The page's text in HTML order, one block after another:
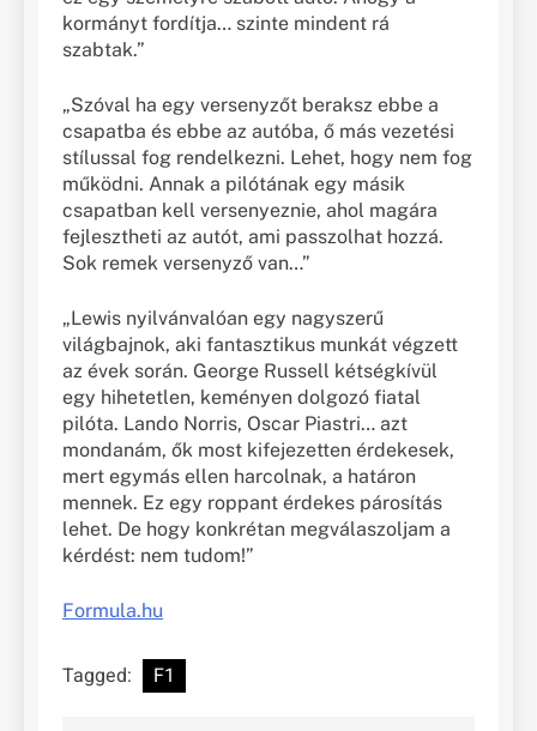
kormányt fordítja… szinte mindent rá
szabtak.”
„Szóval ha egy versenyzőt beraksz ebbe a
csapatba és ebbe az autóba, ő más vezetési
stílussal fog rendelkezni. Lehet, hogy nem fog
működni. Annak a pilótának egy másik
csapatban kell versenyeznie, ahol magára
fejlesztheti az autót, ami passzolhat hozzá.
Sok remek versenyző van…”
„Lewis nyilvánvalóan egy nagyszerű
világbajnok, aki fantasztikus munkát végzett
az évek során. George Russell kétségkívül
egy hihetetlen, keményen dolgozó fiatal
pilóta. Lando Norris, Oscar Piastri… azt
mondanám, ők most kifejezetten érdekesek,
mert egymás ellen harcolnak, a határon
mennek. Ez egy roppant érdekes párosítás
lehet. De hogy konkrétan megválaszoljam a
kérdést: nem tudom!”
Formula.hu
Tagged: F1